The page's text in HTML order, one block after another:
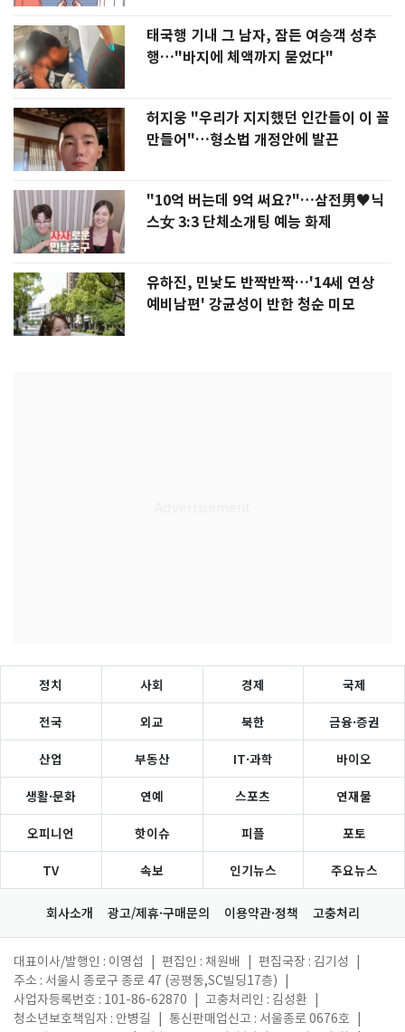
태국행 기내 그 남자, 잠든 여승객 성추
행…"바지에 체액까지 묻었다"
허지웅 "우리가 지지했던 인간들이 이 꼴
만들어"…형소법 개정안에 발끈
"10억 버는데 9억 써요?"…삼전男♥닉
스女 3:3 단체소개팅 예능 화제
유하진, 민낯도 반짝반짝…'14세 연상
예비남편' 강균성이 반한 청순 미모
정치 사회 경제 국제
전국 외교 북한 금융·증권
산업 부동산 IT·과학 바이오
생활·문화 연예 스포츠 연재물
오피니언 핫이슈 피플 포토
TV 속보 인기뉴스 주요뉴스
회사소개 광고/제휴·구매문의 이용약관·정책 고충처리
대표이사/발행인 : 이영섭 편집인 : 채원배 편집국장 : 김기성
주소 : 서울시 종로구 종로 47 (공평동,SC빌딩17층)
사업자등록번호 : 101-86-62870
고충처리인 : 김성환
청소년보호책임자 : 안병길
통신판매업신고 : 서울종로 0676호